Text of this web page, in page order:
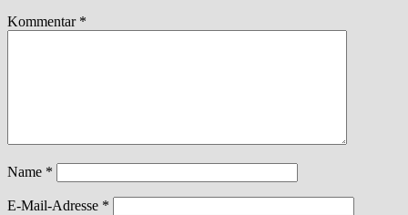
Kommentar *
Name *
E-Mail-Adresse *